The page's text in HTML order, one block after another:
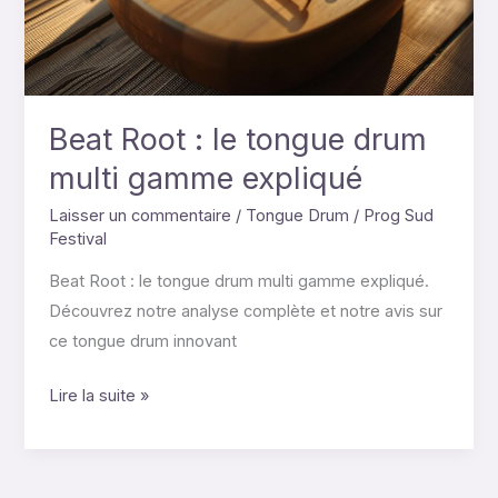
Beat Root : le tongue drum
multi gamme expliqué
Laisser un commentaire / Tongue Drum / Prog Sud
Festival
Beat Root : le tongue drum multi gamme expliqué.
Découvrez notre analyse complète et notre avis sur
ce tongue drum innovant
multi
gamme
expliqué
Lire la suite »